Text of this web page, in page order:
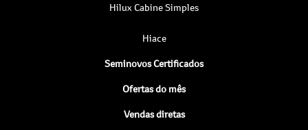
Hilux Cabine Simples
Hiace
Seminovos Certificados
Ofertas do mês
Vendas diretas